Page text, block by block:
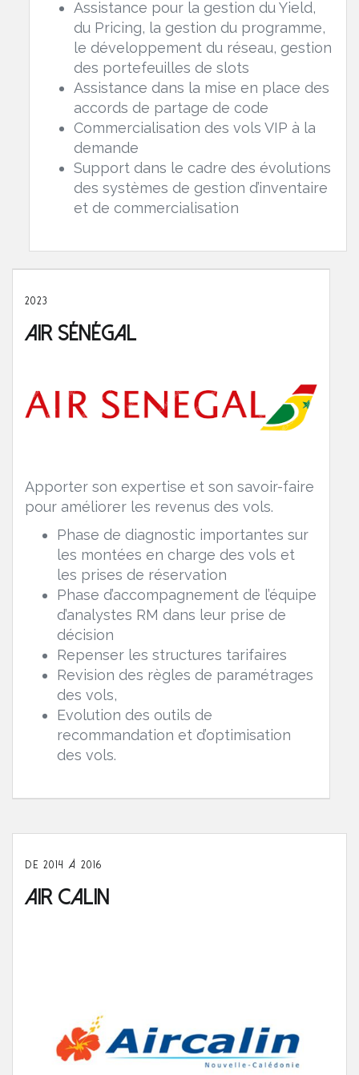
Assistance pour la gestion du Yield,
du Pricing, la gestion du programme,
le développement du réseau, gestion
des portefeuilles de slots
Assistance dans la mise en place des
accords de partage de code
Commercialisation des vols VIP à la
demande
Support dans le cadre des évolutions
des systèmes de gestion d’inventaire
et de commercialisation
2023
Air Sénégal
Apporter son expertise et son savoir-faire
pour améliorer les revenus des vols.
Phase de diagnostic importantes sur
les montées en charge des vols et
les prises de réservation
Phase d’accompagnement de l’équipe
d’analystes RM dans leur prise de
décision
Repenser les structures tarifaires
Revision des règles de paramétrages
des vols,
Evolution des outils de
recommandation et d’optimisation
des vols.
DE 2014 À 2016
Air Calin